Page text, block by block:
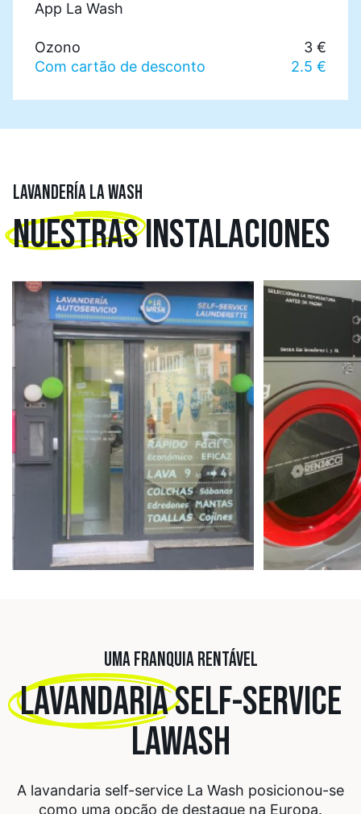
App La Wash
Ozono
3 €
Com cartão de desconto
2.5 €
LAVANDERÍA LA WASH
NUESTRASINSTALACIONES
UMA FRANQUIA RENTÁVEL
LAVANDARIASELF-SERVICE
LAWASH
A lavandaria self-service La Wash posicionou-se
como uma opção de destaque na Europa.